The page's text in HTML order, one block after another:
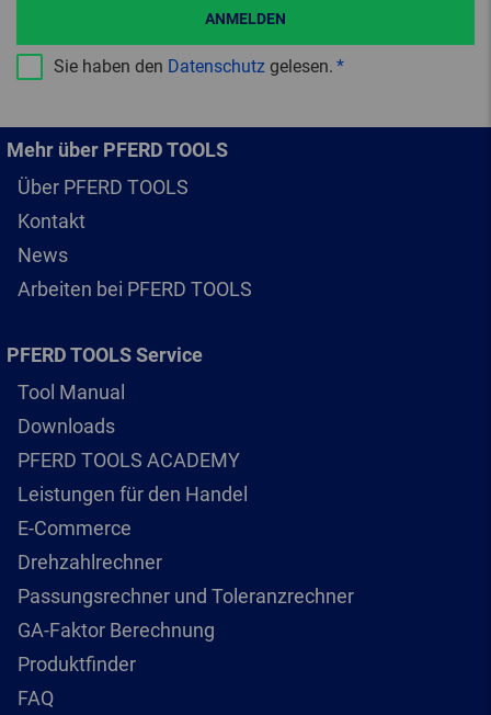
Sie haben den Datenschutz gelesen.
ANMELDEN
Mehr über PFERD TOOLS
Über PFERD TOOLS
Kontakt
News
Arbeiten bei PFERD TOOLS
PFERD TOOLS Service
Tool Manual
Downloads
PFERD TOOLS ACADEMY
Leistungen für den Handel
E-Commerce
Drehzahlrechner
Passungsrechner und Toleranzrechner
GA-Faktor Berechnung
Produktfinder
FAQ